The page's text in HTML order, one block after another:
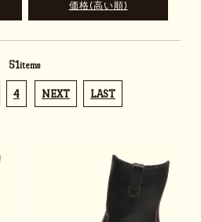
価格(高い順)
51items
4 NEXT LAST